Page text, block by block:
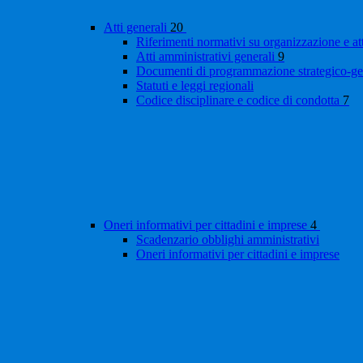
Atti generali 20
Riferimenti normativi su organizzazione e
Atti amministrativi generali 9
Documenti di programmazione strategico-
Statuti e leggi regionali
Codice disciplinare e codice di condotta 7
Oneri informativi per cittadini e imprese 4
Scadenzario obblighi amministrativi
Oneri informativi per cittadini e imprese